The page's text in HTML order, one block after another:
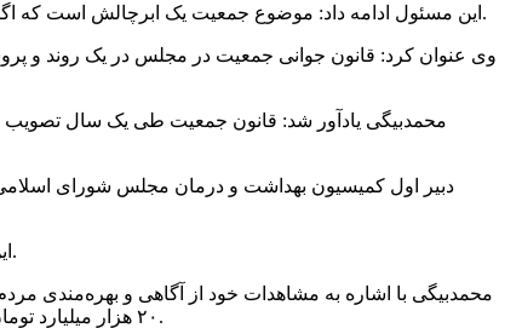
این مسئول ادامه داد: موضوع جمعیت یک ابرچالش است که اگر به آن نپردازیم و برای رفع این مسئله چاره‌ای نیندیشیم موضوعات دیگر ازجمله بودجه، نفت، جنگ اقتصادی و جنگ ترکیبی و … حاشیه هستند.
وی عنوان کرد: قانون جوانی جمعیت در مجلس در یک روند و
این مسئول مطرح کرد: این قانون ۷۳ ماده دارد و بسیاری از جوانب موضوع را در بر می‌گیرد با این حال قطعاً کمبودهایی دارد و تکمیل خواهد شد.
محمدبیگی با اشاره به مشاهدات خود از آگاهی و بهره‌مندی
۲۰ هزار میلیارد تومان تخصیص بودجه داشته‌ایم که مردم باید برای تحقق آن مطالبه کنند، باید برای اجرایی شدن قانون وارد میدان شوند و حق خود را به دست آورند.